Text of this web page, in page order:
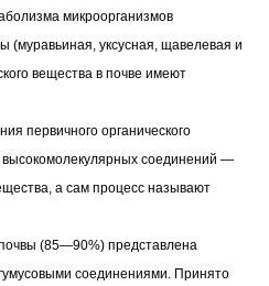
микроорганизмов
(муравьиная, уксусная, щавелевая и
вещества в почве имеют
первичного органического
соединений —
а сам процесс называют
(85—90%) представлена
соединениями. Принято